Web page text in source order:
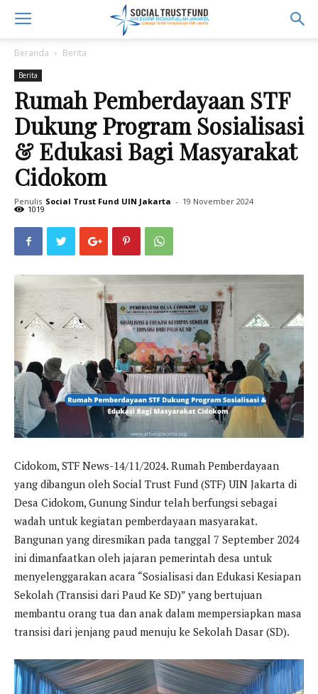
Beranda Berita
Berita
Rumah Pemberdayaan STF
Dukung Program Sosialisasi
& Edukasi Bagi Masyarakat
Cidokom
Penulis Social Trust Fund UIN Jakarta - 19 November 2024
1019
Cidokom, STF News-14/11/2024. Rumah Pemberdayaan
yang dibangun oleh Social Trust Fund (STF) UIN Jakarta di
Desa Cidokom, Gunung Sindur telah berfungsi sebagai
wadah untuk kegiatan pemberdayaan masyarakat.
Bangunan yang diresmikan pada tanggal 7 September 2024
ini dimanfaatkan oleh jajaran pemerintah desa untuk
menyelenggarakan acara “Sosialisasi dan Edukasi Kesiapan
Sekolah (Transisi dari Paud Ke SD)” yang bertujuan
membantu orang tua dan anak dalam mempersiapkan masa
transisi dari jenjang paud menuju ke Sekolah Dasar (SD).